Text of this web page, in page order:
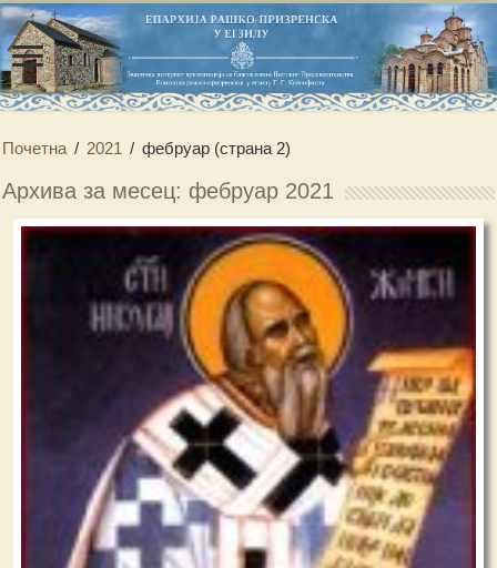
Почетна / 2021 / фебруар (страна 2)
Архива за месец: фебруар 2021